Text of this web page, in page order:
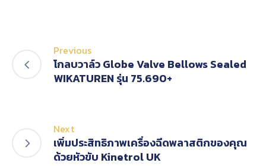
Previous
โกลบวาล์ว Globe Valve Bellows Sealed
WIKATUREN รุ่น 75.690+
Next
เพิ่มประสิทธิภาพเครื่องฉีดพลาสติกของคุณ
ด้วยหัวขับ Kinetrol UK